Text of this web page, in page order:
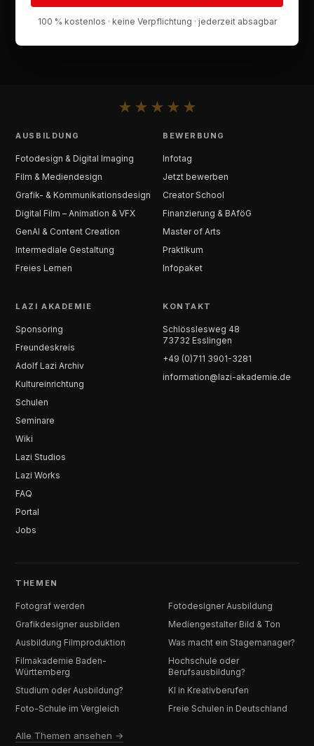
100 % kostenlos · keine Verpflichtung · jederzeit absagbar
★ ★ ★ ★ ★
AUSBILDUNG
Fotodesign & Digital Imaging
Film & Mediendesign
Grafik- & Kommunikationsdesign
Digital Film – Animation & VFX
GenAI & Content Creation
Intermediale Gestaltung
Freies Lernen
BEWERBUNG
Infotag
Jetzt bewerben
Creator School
Finanzierung & BAföG
Master of Arts
Praktikum
Infopaket
LAZI AKADEMIE
Sponsoring
Freundeskreis
Adolf Lazi Archiv
Kultureinrichtung
Schulen
Seminare
Wiki
Lazi Studios
Lazi Works
FAQ
Portal
Jobs
KONTAKT
Schlösslesweg 48
73732 Esslingen
+49 (0)711 3901-3281
information@lazi-akademie.de
THEMEN
Fotograf werden
Fotodesigner Ausbildung
Grafikdesigner ausbilden
Mediengestalter Bild & Ton
Ausbildung Filmproduktion
Was macht ein Stagemanager?
Filmakademie Baden-
Württemberg
Hochschule oder
Berufsausbildung?
Studium oder Ausbildung?
KI in Kreativberufen
Foto-Schule im Vergleich
Freie Schulen in Deutschland
Alle Themen ansehen →